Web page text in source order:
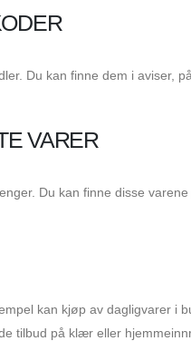
Du kan finne dem i aviser,
VARER
Du kan finne disse varene
kan kjøp av dagligvarer i
tilbud på klær eller